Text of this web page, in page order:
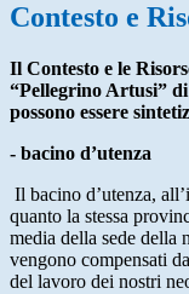
Contesto e
Il Contesto e le
“Pellegrino Artusi”
possono essere
- bacino d’utenza
Il bacino d’utenza,
quanto la stessa
media della sede della
vengono compensati
del lavoro dei nostri